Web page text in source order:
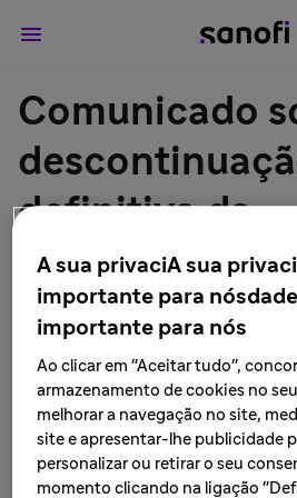
Comunicado
definitiva da
fabricação/
do
DENGVAXIA®
dengue 1, 2, 3
recombinante
A sua privaciA sua
importante para
importante para nós
Ao clicar em "Aceitar tudo",
armazenamento de cookies no
melhorar a navegação no site,
site e apresentar-lhe publicidade
personalizar ou retirar o seu
momento clicando na ligação